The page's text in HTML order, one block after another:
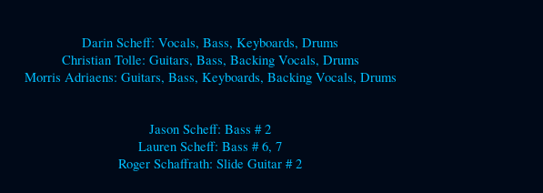
Darin Scheff: Vocals, Bass, Keyboards, Drums
Christian Tolle: Guitars, Bass, Backing Vocals, Drums
Morris Adriaens: Guitars, Bass, Keyboards, Backing Vocals, Drums
Jason Scheff: Bass # 2
Lauren Scheff: Bass # 6, 7
Roger Schaffrath: Slide Guitar # 2